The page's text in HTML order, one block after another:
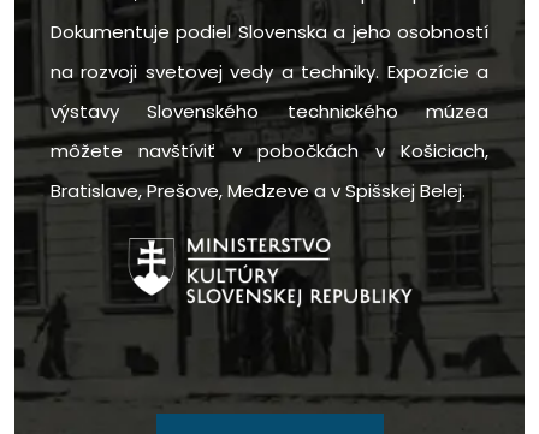
Dokumentuje podiel Slovenska a jeho osobností
na rozvoji svetovej vedy a techniky. Expozície a
výstavy Slovenského technického múzea
môžete navštíviť v pobočkách v Košiciach,
Bratislave, Prešove, Medzeve a v Spišskej Belej.